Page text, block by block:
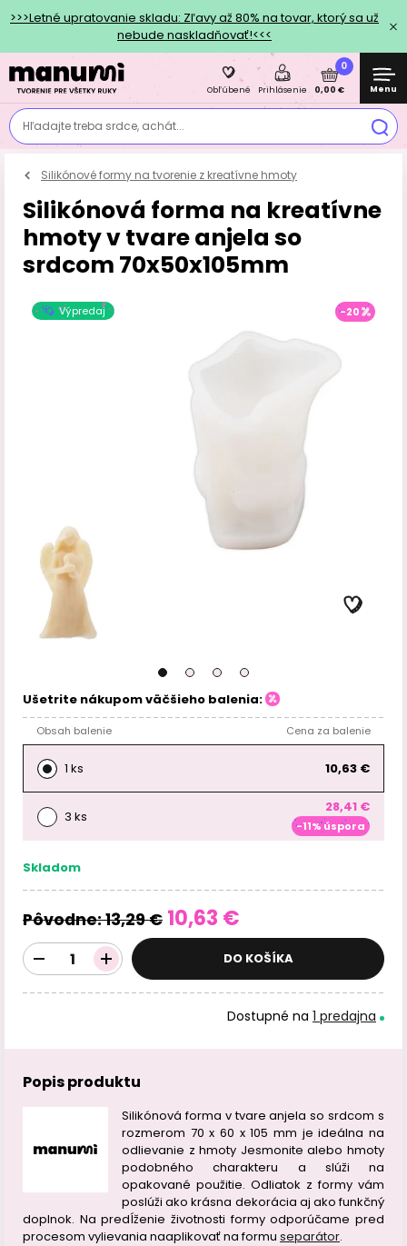
>>>Letné upratovanie skladu: Zľavy až 80% na tovar, ktorý sa už
nebude naskladňovať!<<<
Hľadajte treba srdce, achát...
Obľúbené Prihlásenie
0
0,00 € Menu
Silikónové formy na tvorenie z kreatívne hmoty
Silikónová forma na kreatívne
hmoty v tvare anjela so
srdcom 70x50x105mm
Výpredaj -20
Ušetrite nákupom väčšieho balenia:
Obsah balenie Cena za balenie
1 ks 10,63 €
3 ks
28,41 €
-11% úspora
Skladom
Pôvodne:13,29 € 10,63 €
DO KOŠÍKA
Dostupné na 1 predajna
Popis produktu
Silikónová forma v tvare anjela so srdcom s
rozmerom 70 x 60 x 105 mm je ideálna na
odlievanie z hmoty Jesmonite alebo hmoty
podobného charakteru a slúži na
opakované použitie. Odliatok z formy vám
poslúži ako krásna dekorácia aj ako funkčný
doplnok. Na predĺženie životnosti formy odporúčame pred
procesom vylievania naaplikovať na formu separátor.